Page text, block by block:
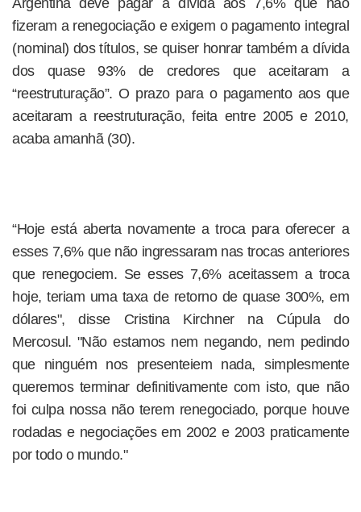
Argentina deve pagar a dívida aos 7,6% que não
fizeram a renegociação e exigem o pagamento integral
(nominal) dos títulos, se quiser honrar também a dívida
dos quase 93% de credores que aceitaram a
“reestruturação”. O prazo para o pagamento aos que
aceitaram a reestruturação, feita entre 2005 e 2010,
acaba amanhã (30).
“Hoje está aberta novamente a troca para oferecer a
esses 7,6% que não ingressaram nas trocas anteriores
que renegociem. Se esses 7,6% aceitassem a troca
hoje, teriam uma taxa de retorno de quase 300%, em
dólares", disse Cristina Kirchner na Cúpula do
Mercosul. "Não estamos nem negando, nem pedindo
que ninguém nos presenteiem nada, simplesmente
queremos terminar definitivamente com isto, que não
foi culpa nossa não terem renegociado, porque houve
rodadas e negociações em 2002 e 2003 praticamente
por todo o mundo."